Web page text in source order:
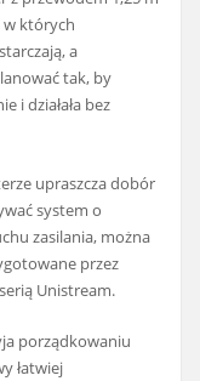
w których
a
tak, by
i działała bez
upraszcza dobór
system o
zasilania, można
przez
Unistream.
porządkowaniu
łatwiej